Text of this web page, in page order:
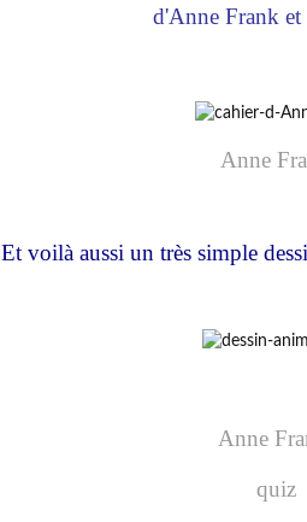
d'Anne Frank et
Anne
Et voilà aussi un très simple
Anne
quiz